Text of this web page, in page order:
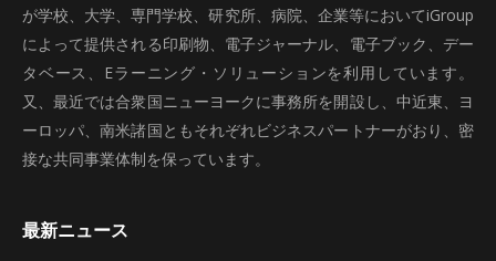
が学校、大学、専門学校、研究所、病院、企業等においてiGroup
によって提供される印刷物、電子ジャーナル、電子ブック、デー
タベース、Eラーニング・ソリューションを利用しています。
又、最近では合衆国ニューヨークに事務所を開設し、中近東、ヨ
ーロッパ、南米諸国ともそれぞれビジネスパートナーがおり、密
接な共同事業体制を保っています。
最新ニュース